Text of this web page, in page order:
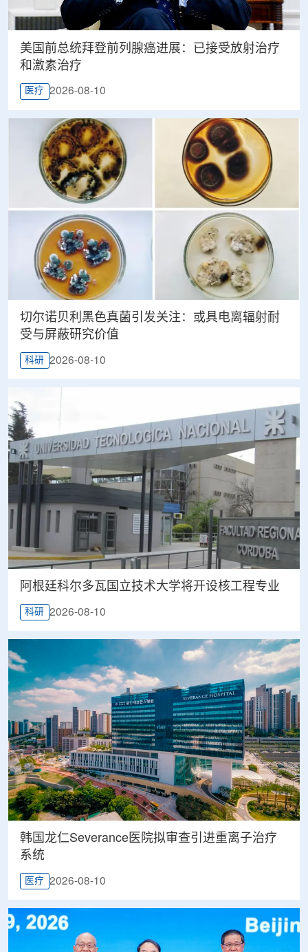
美国前总统拜登前列腺癌进展：已接受放射治疗
和激素治疗
医疗 2026-08-10
切尔诺贝利黑色真菌引发关注：或具电离辐射耐
受与屏蔽研究价值
科研 2026-08-10
阿根廷科尔多瓦国立技术大学将开设核工程专业
科研 2026-08-10
韩国龙仁Severance医院拟审查引进重离子治疗
系统
医疗 2026-08-10